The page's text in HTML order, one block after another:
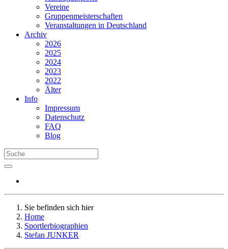
Vereine
Gruppenmeisterschaften
Veranstaltungen in Deutschland
Archiv
2026
2025
2024
2023
2022
Älter
Info
Impressum
Datenschutz
FAQ
Blog
Sie befinden sich hier
Home
Sportlerbiographien
Stefan JUNKER